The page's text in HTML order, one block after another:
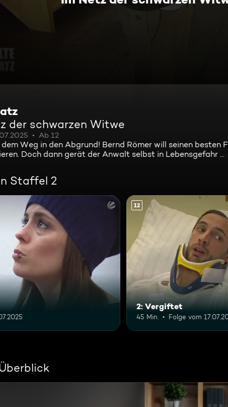
der schwarzen Witwe
Ab 12
Weg in den Abgrund! Bernd Römer will seinen besten
Doch dann gerät der Anwalt selbst in Lebensgefahr ...
Staffel 2
12
2: Vergiftet
45 Min. Folge vom